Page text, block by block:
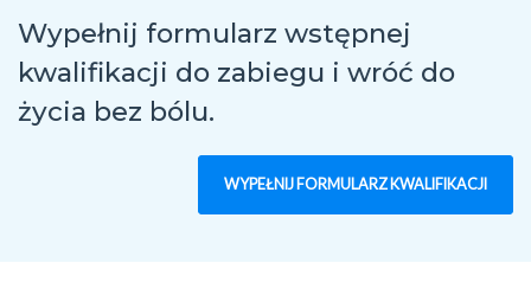
Wypełnij formularz wstępnej
kwalifikacji do zabiegu i wróć do
życia bez bólu.
WYPEŁNIJ FORMULARZ KWALIFIKACJI